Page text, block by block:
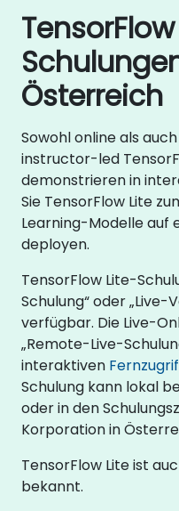
Österreich
Sowohl online als
instructor-led
demonstrieren in
Sie TensorFlow Lite
Learning-Modelle auf
deployen.
TensorFlow Lite-
Schulung“ oder
verfügbar. Die Live-
„Remote-Live-
interaktiven
Schulung kann lokal
oder in den
Korporation in
TensorFlow Lite ist
bekannt.